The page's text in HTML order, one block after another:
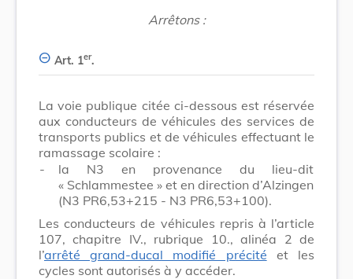
Arrêtons :
Art. 1er.
La voie publique citée ci-dessous est réservée
aux conducteurs de véhicules des services de
transports publics et de véhicules effectuant le
ramassage scolaire :
-
la N3 en provenance du lieu-dit
« Schlammestee » et en direction d’Alzingen
(N3 PR6,53+215 - N3 PR6,53+100).
Les conducteurs de véhicules repris à l’article
107, chapitre IV., rubrique 10., alinéa 2 de
l’arrêté grand-ducal modifié précité et les
cycles sont autorisés à y accéder.